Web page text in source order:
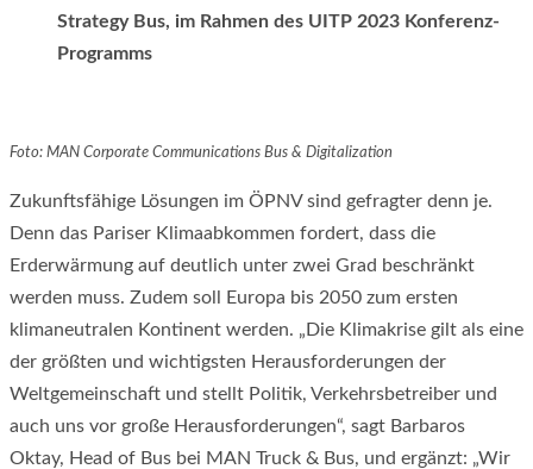
Strategy Bus, im Rahmen des UITP 2023 Konferenz-
Programms
Foto: MAN Corporate Communications Bus & Digitalization
Zukunftsfähige Lösungen im ÖPNV sind gefragter denn je.
Denn das Pariser Klimaabkommen fordert, dass die
Erderwärmung auf deutlich unter zwei Grad beschränkt
werden muss. Zudem soll Europa bis 2050 zum ersten
klimaneutralen Kontinent werden. „Die Klimakrise gilt als eine
der größten und wichtigsten Herausforderungen der
Weltgemeinschaft und stellt Politik, Verkehrsbetreiber und
auch uns vor große Herausforderungen“, sagt Barbaros
Oktay, Head of Bus bei MAN Truck & Bus, und ergänzt: „Wir